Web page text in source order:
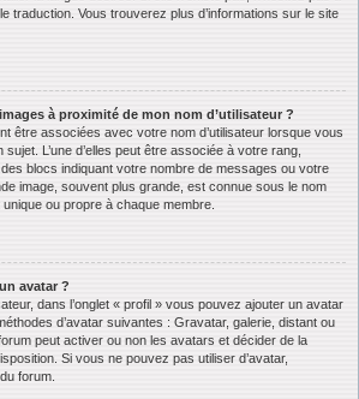
traduction. Vous trouverez plus d’informations sur le site
à proximité de mon nom d’utilisateur ?
être associées avec votre nom d’utilisateur lorsque vous
L’une d’elles peut être associée à votre rang,
blocs indiquant votre nombre de messages ou votre
image, souvent plus grande, est connue sous le nom
ou propre à chaque membre.
avatar ?
dans l’onglet « profil » vous pouvez ajouter un avatar
d’avatar suivantes : Gravatar, galerie, distant ou
peut activer ou non les avatars et décider de la
Si vous ne pouvez pas utiliser d’avatar,
forum.